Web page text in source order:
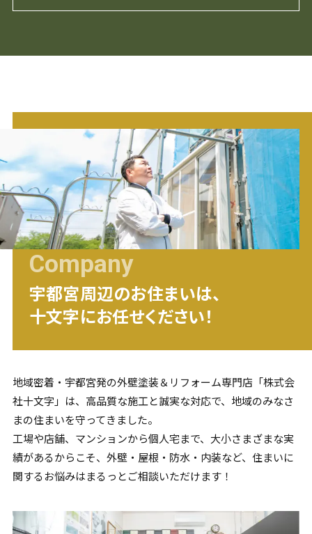
Company
宇都宮周辺のお住まいは、
十文字にお任せください！
地域密着・ 宇都宮発の外壁塗装＆リフォーム専門店「株式会
社十文字」は、高品質な施工と誠実な対応で、地域のみなさ
まの住まいを守ってきました。
工場や店舗、マンションから個人宅まで、大小さまざまな実
績があるからこそ、外壁・屋根・防水・内装など、住まいに
関するお悩みはまるっとご相談いただけます！